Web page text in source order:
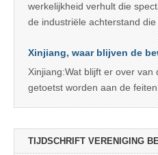
werkelijkheid verhult die
de industriële achterstand die
Xinjiang, waar blijven de
Xinjiang:Wat blijft er over
getoetst worden aan de
TIJDSCHRIFT VERENIGING